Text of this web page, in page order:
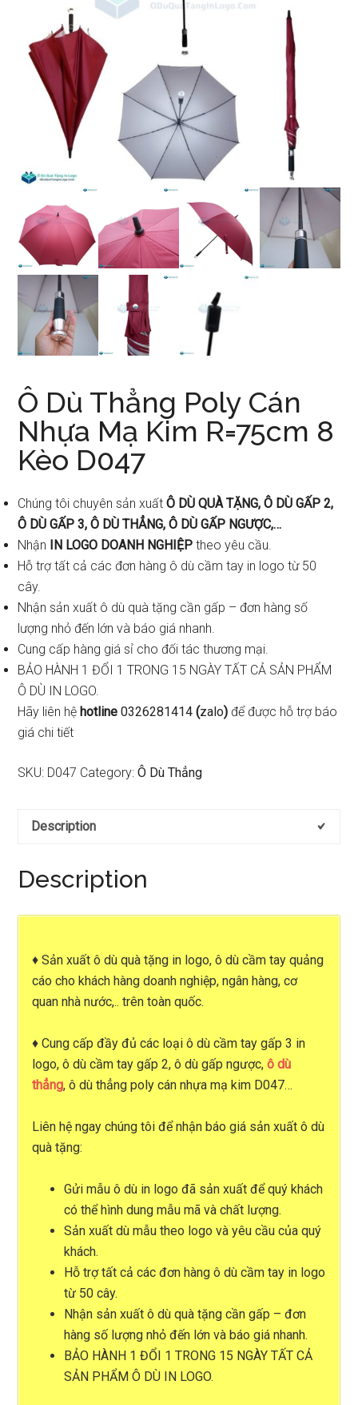
Ô Dù Thẳng Poly Cán
Nhựa Mạ Kim R=75cm 8
Kèo D047
Chúng tôi chuyên sản xuấtÔ DÙ QUÀ TẶNG, Ô DÙ GẤP 2,
Ô DÙ GẤP 3, Ô DÙ THẲNG, Ô DÙ GẤP NGƯỢC,…
Nhận IN LOGO DOANH NGHIỆP theo yêu cầu.
Hỗ trợ tất cả các đơn hàng ô dù cầm tay in logo từ 50
cây.
Nhận sản xuất ô dù quà tặng cần gấp – đơn hàng số
lượng nhỏ đến lớn và báo giá nhanh.
Cung cấp hàng giá sỉ cho đối tác thương mại.
BẢO HÀNH 1 ĐỔI 1 TRONG 15 NGÀY TẤT CẢ SẢN PHẨM
Ô DÙ IN LOGO.
Hãy liên hệ hotline0326281414 (zalo) để được hỗ trợ báo
giá chi tiết
SKU: D047 Category:Ô Dù Thẳng
Description
Description
♦Sản xuất ô dù quà tặng in logo,ô dù cầm tay quảng
cáo cho khách hàng doanh nghiệp, ngân hàng, cơ
quan nhà nước,.. trên toàn quốc.
♦ Cung cấp đầy đủ các loạiô dù cầm tay gấp 3 in
logo, ô dù cầm tay gấp 2, ô dù gấp ngược, ô dù
thẳng, ô dù thẳng poly cán nhựa mạ kim D047…
Liên hệ ngay chúng tôi để nhậnbáo giá sản xuất ô dù
quà tặng:
Gửi mẫu ô dù in logo đã sản xuất để quý khách
có thể hình dung mẫu mã và chất lượng.
Sản xuất dù mẫu theo logo và yêu cầu của quý
khách.
Hỗ trợ tất cả các đơn hàng ô dù cầm tay in logo
từ 50 cây.
Nhận sản xuất ô dù quà tặng cần gấp – đơn
hàng số lượng nhỏ đến lớn và báo giá nhanh.
BẢO HÀNH 1 ĐỔI 1 TRONG 15 NGÀY TẤT CẢ
SẢN PHẨM Ô DÙ IN LOGO.